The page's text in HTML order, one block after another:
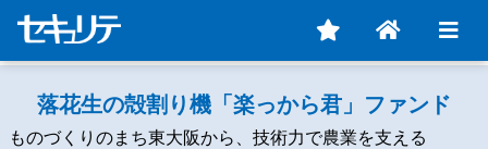
落花生の殻割り機「楽っから君」ファンド
ものづくりのまち東大阪から、技術力で農業を支える